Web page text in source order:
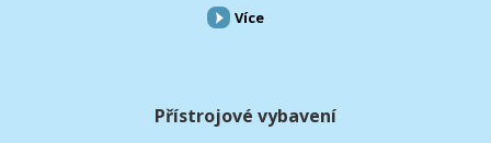
Více
Přístrojové vybavení